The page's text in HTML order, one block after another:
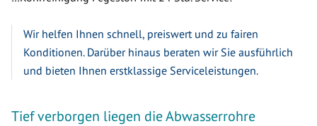
Wir helfen Ihnen schnell, preiswert und zu fairen
Konditionen. Darüber hinaus beraten wir Sie ausführlich
und bieten Ihnen erstklassige Serviceleistungen.
Tief verborgen liegen die Abwasserrohre